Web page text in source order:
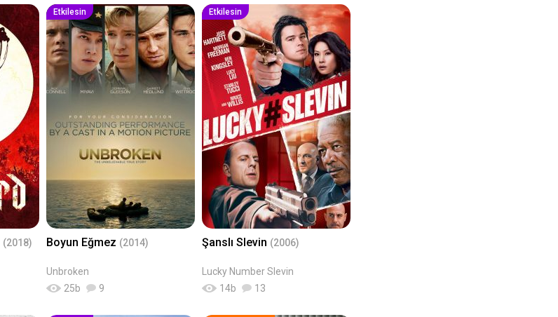
(2018)
Etkilesin
Boyun Eğmez (2014)
Unbroken
25b 9
Etkilesin
Şanslı Slevin (2006)
Lucky Number Slevin
14b 13